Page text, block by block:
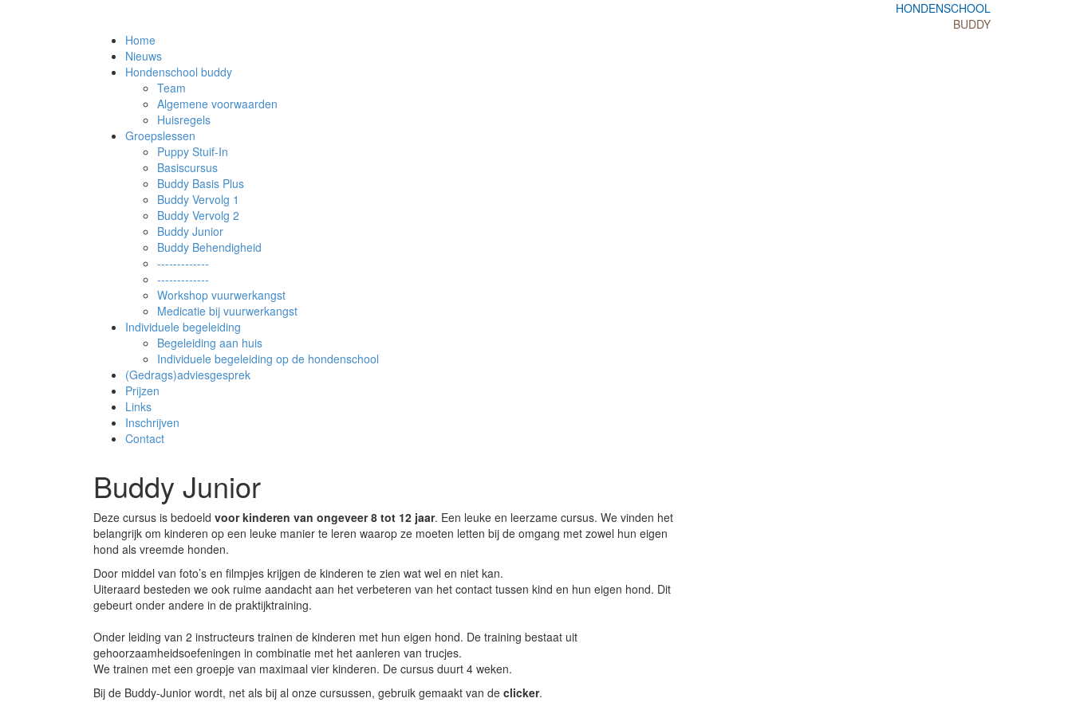
HONDENSCHOOL
BUDDY
Home
Nieuws
Hondenschool buddy
Team
Algemene voorwaarden
Huisregels
Groepslessen
Puppy Stuif-In
Basiscursus
Buddy Basis Plus
Buddy Vervolg 1
Buddy Vervolg 2
Buddy Junior
Buddy Behendigheid
-------------
-------------
Workshop vuurwerkangst
Medicatie bij vuurwerkangst
Individuele begeleiding
Begeleiding aan huis
Individuele begeleiding op de hondenschool
(Gedrags)adviesgesprek
Prijzen
Links
Inschrijven
Contact
Buddy Junior
Deze cursus is bedoeld voor kinderen van ongeveer 8 tot 12 jaar. Een leuke en leerzame cursus. We vinden het
belangrijk om kinderen op een leuke manier te leren waarop ze moeten letten bij de omgang met zowel hun eigen
hond als vreemde honden.
Door middel van foto’s en filmpjes krijgen de kinderen te zien wat wel en niet kan.
Uiteraard besteden we ook ruime aandacht aan het verbeteren van het contact tussen kind en hun eigen hond. Dit
gebeurt onder andere in de praktijktraining.
Onder leiding van 2 instructeurs trainen de kinderen met hun eigen hond. De training bestaat uit
gehoorzaamheidsoefeningen in combinatie met het aanleren van trucjes.
We trainen met een groepje van maximaal vier kinderen. De cursus duurt 4 weken.
Bij de Buddy-Junior wordt, net als bij al onze cursussen, gebruik gemaakt van de clicker.